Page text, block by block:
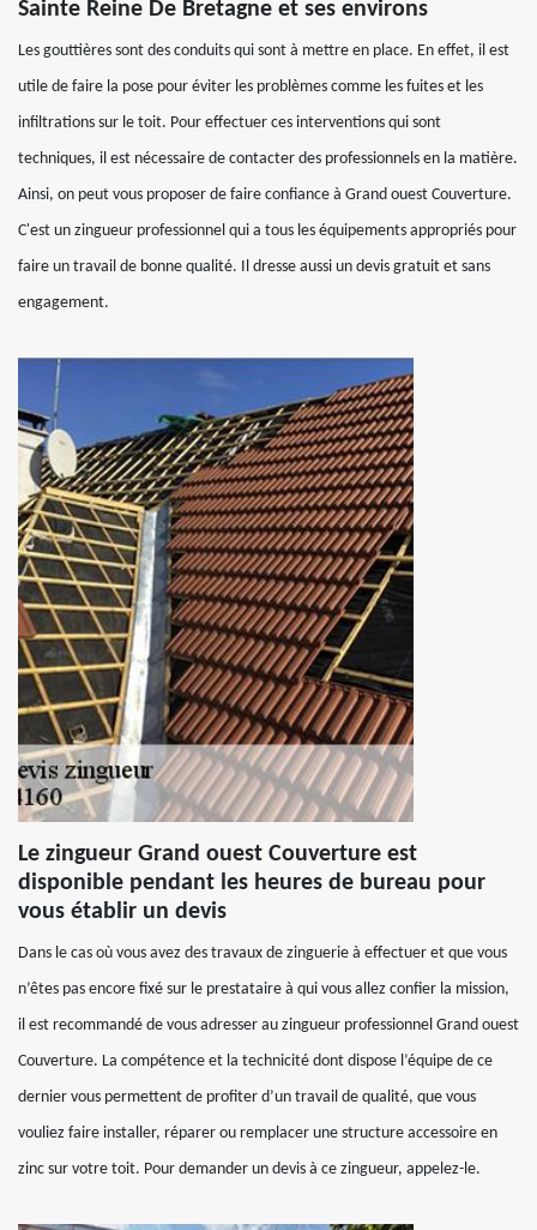
Sainte Reine De Bretagne et ses environs
Les gouttières sont des conduits qui sont à mettre en place. En effet, il est
utile de faire la pose pour éviter les problèmes comme les fuites et les
infiltrations sur le toit. Pour effectuer ces interventions qui sont
techniques, il est nécessaire de contacter des professionnels en la matière.
Ainsi, on peut vous proposer de faire confiance à Grand ouest Couverture.
C'est un zingueur professionnel qui a tous les équipements appropriés pour
faire un travail de bonne qualité. Il dresse aussi un devis gratuit et sans
engagement.
Le zingueur Grand ouest Couverture est
disponible pendant les heures de bureau pour
vous établir un devis
Dans le cas où vous avez des travaux de zinguerie à effectuer et que vous
n’êtes pas encore fixé sur le prestataire à qui vous allez confier la mission,
il est recommandé de vous adresser au zingueur professionnel Grand ouest
Couverture. La compétence et la technicité dont dispose l’équipe de ce
dernier vous permettent de profiter d’un travail de qualité, que vous
vouliez faire installer, réparer ou remplacer une structure accessoire en
zinc sur votre toit. Pour demander un devis à ce zingueur, appelez-le.